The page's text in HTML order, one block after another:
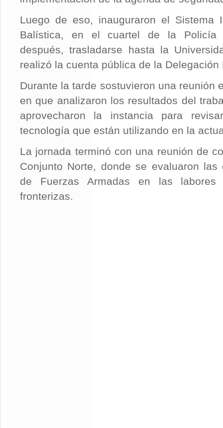
Luego de eso, inauguraron el Sistema
Balística, en el cuartel de la Policía
después, trasladarse hasta la
realizó la cuenta pública de la Delegación
Durante la tarde sostuvieron una reunión
en que analizaron los resultados del
aprovecharon la instancia para
tecnología que están utilizando en la
La jornada terminó con una reunión de
Conjunto Norte, donde se evaluaron las
de Fuerzas Armadas en las
fronterizas.